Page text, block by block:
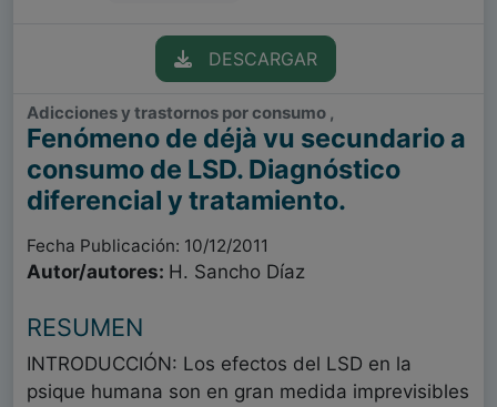
DESCARGAR
Adicciones y trastornos por consumo ,
Fenómeno de déjà vu secundario a
consumo de LSD. Diagnóstico
diferencial y tratamiento.
Fecha Publicación: 10/12/2011
Autor/autores: H. Sancho Díaz
RESUMEN
INTRODUCCIÓN: Los efectos del LSD en la
psique humana son en gran medida imprevisibles